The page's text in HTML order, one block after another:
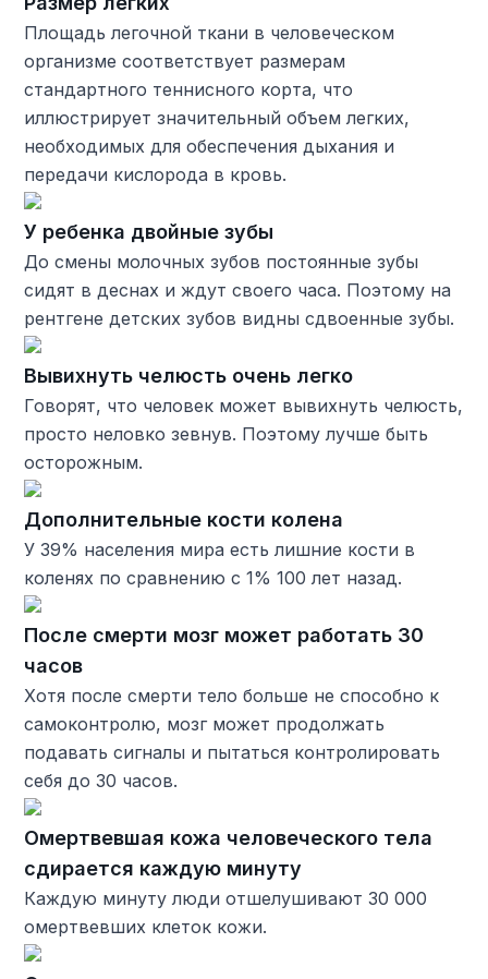
Площадь легочной ткани в человеческом
организме соответствует размерам
стандартного теннисного корта, что
иллюстрирует значительный объем легких,
необходимых для обеспечения дыхания и
передачи кислорода в кровь.
У ребенка двойные зубы
До смены молочных зубов постоянные зубы
сидят в деснах и ждут своего часа. Поэтому на
рентгене детских зубов видны сдвоенные зубы.
Вывихнуть челюсть очень легко
Говорят, что человек может вывихнуть челюсть,
просто неловко зевнув. Поэтому лучше быть
осторожным.
Дополнительные кости колена
У 39% населения мира есть лишние кости в
коленях по сравнению с 1% 100 лет назад.
После смерти мозг может работать 30
часов
Хотя после смерти тело больше не способно к
самоконтролю, мозг может продолжать
подавать сигналы и пытаться контролировать
себя до 30 часов.
Омертвевшая кожа человеческого тела
сдирается каждую минуту
Каждую минуту люди отшелушивают 30 000
омертвевших клеток кожи.